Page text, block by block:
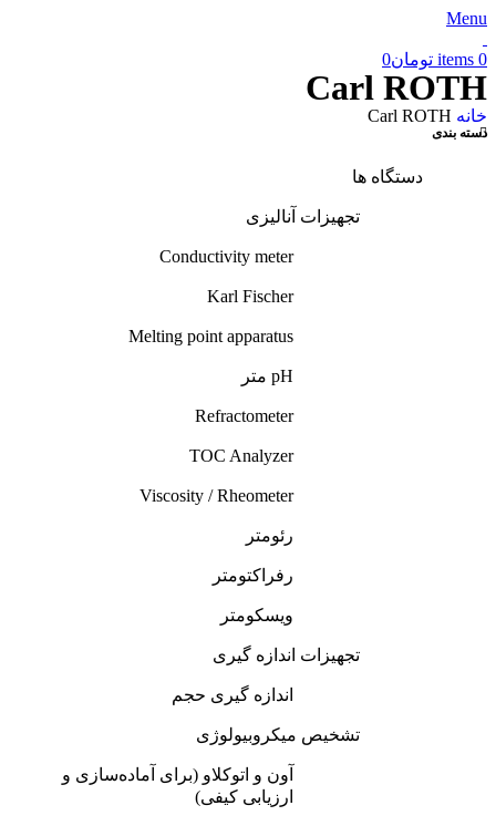
Menu
0
items تومان0
Carl ROTH
خانه Carl ROTH
دسته بندی
دستگاه ها
تجهیزات آنالیزی
Conductivity meter
Karl Fischer
Melting point apparatus
pH متر
Refractometer
TOC Analyzer
Viscosity / Rheometer
رئومتر
رفراکتومتر
ویسکومتر
تجهیزات اندازه گیری
اندازه گیری حجم
تشخیص میکروبیولوژی
آون و اتوکلاو (برای آماده‌سازی و
ارزیابی کیفی)